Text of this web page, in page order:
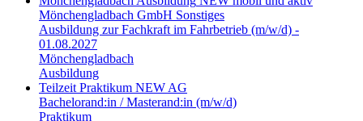
Mönchengladbach GmbH Sonstiges
Ausbildung zur Fachkraft im Fahrbetrieb (m/w/d) -
01.08.2027
Mönchengladbach
Ausbildung
Teilzeit Praktikum NEW AG
Bachelorand:in / Masterand:in (m/w/d)
Praktikum